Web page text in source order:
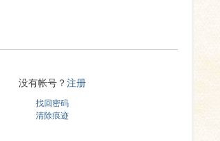
没有帐号？注册
找回密码
清除痕迹